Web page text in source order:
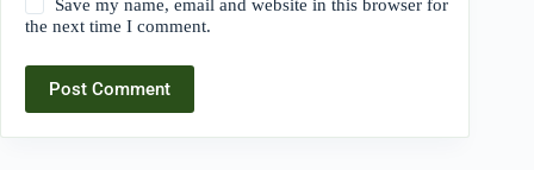
Save my name, email and website in this browser for
the next time I comment.
Post Comment